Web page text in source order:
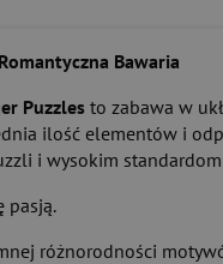
Romantyczna Bawaria
Puzzles to zabawa w
ilość elementów i
i wysokim
pasją.
różnorodności